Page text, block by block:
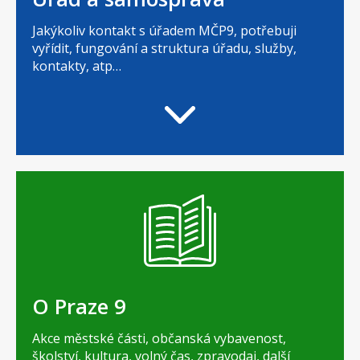
Jakýkoliv kontakt s úřadem MČP9, potřebuji
vyřídit, fungování a struktura úřadu, služby,
kontakty, atp…
O Praze 9
Akce městské části, občanská vybavenost,
školství, kultura, volný čas, zpravodaj, další